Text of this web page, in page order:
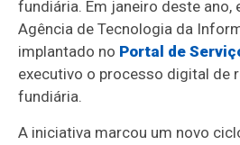
fundiária. Em janeiro deste ano,
Agência de Tecnologia da
implantado no Portal de
executivo o processo digital de
fundiária.
A iniciativa marcou um novo